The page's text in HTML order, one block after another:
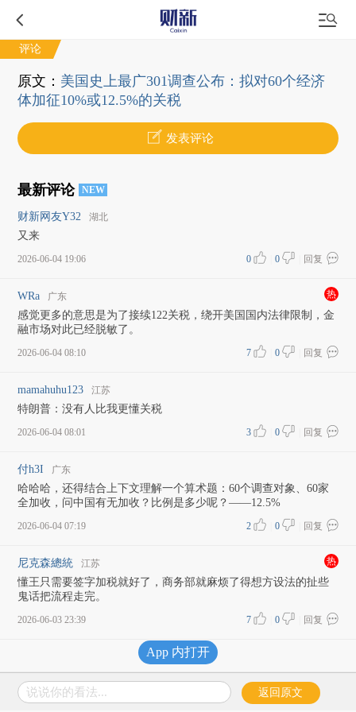
评论
原文： 美国史上最广301调查公布：拟对60个经济
体加征10%或12.5%的关税
发表评论
最新评论 NEW
财新网友Y32 湖北
又来
2026-06-04 19:06 回复
0
0
WRa 广东 热
感觉更多的意思是为了接续122关税，绕开美国国内法律限制，金
融市场对此已经脱敏了。
2026-06-04 08:10 回复
0
7
mamahuhu123 江苏
特朗普：没有人比我更懂关税
2026-06-04 08:01 回复
0
3
付h3I 广东
哈哈哈，还得结合上下文理解一个算术题：60个调查对象、60家
全加收，问中国有无加收？比例是多少呢？——12.5%
2026-06-04 07:19 回复
0
2
尼克森總統 江苏 热
懂王只需要签字加税就好了，商务部就麻烦了得想方设法的扯些
鬼话把流程走完。
2026-06-03 23:39 回复
0
7
加载更多评论
说说你的看法... 返回原文
App 内打开